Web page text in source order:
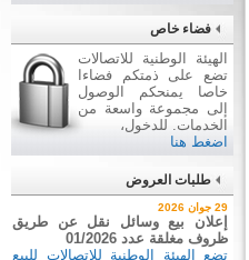
فضاء خاص
الهيئة الوطنية للاتصالات
تضع على ذمتكم فضاءا
خاصا يمنحكم الوصول
إلى مجموعة واسعة من
الخدمات. للدخول،
اضغط هنا
طلبات العروض
إعلان عن طلب عروض عدد
2026/03
اقتناء تجهيزات إعلامية
29 جوان 2026
إعلان بيع وسائل نقل عن طريق
ظروف مغلقة عدد 01/2026
تضع الهيئة الوطنية للاتصالات للبيع